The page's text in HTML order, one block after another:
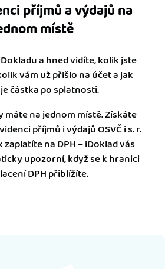
příjmů a výdajů na
místě
a hned vidíte, kolik jste
vám už přišlo na účet a jak
částka po splatnosti.
máte na jednom místě. Získáte
příjmů i výdajů OSVČ i s. r.
na DPH – iDoklad vás
upozorní, když se k hranici
DPH přiblížíte.